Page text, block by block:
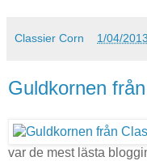
Classier Corn 1/04/2013
Guldkornen
var de mest lästa